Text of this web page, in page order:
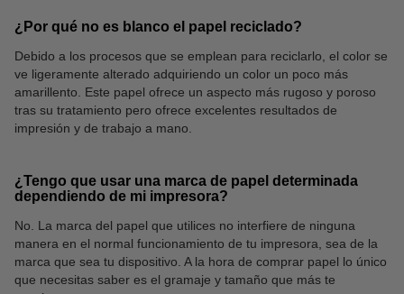
¿Por qué no es blanco el papel reciclado?
Debido a los procesos que se emplean para reciclarlo, el color se
ve ligeramente alterado adquiriendo un color un poco más
amarillento. Este papel ofrece un aspecto más rugoso y poroso
tras su tratamiento pero ofrece excelentes resultados de
impresión y de trabajo a mano.
¿Tengo que usar una marca de papel determinada
dependiendo de mi impresora?
No. La marca del papel que utilices no interfiere de ninguna
manera en el normal funcionamiento de tu impresora, sea de la
marca que sea tu dispositivo. A la hora de comprar papel lo único
que necesitas saber es el gramaje y tamaño que más te